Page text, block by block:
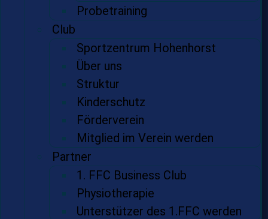
Probetraining
Club
Sportzentrum Hohenhorst
Über uns
Struktur
Kinderschutz
Förderverein
Mitglied im Verein werden
Partner
1. FFC Business Club
Physiotherapie
Unterstützer des 1.FFC werden